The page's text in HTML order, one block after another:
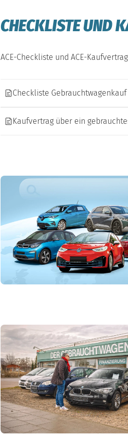
CHECKLISTE UND
ACE-Checkliste und ACE-
Checkliste Gebrauchtwagenkauf
Kaufvertrag über ein